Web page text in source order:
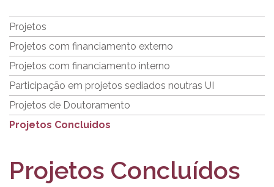
Projetos
Projetos com financiamento externo
Projetos com financiamento interno
Participação em projetos sediados noutras UI
Projetos de Doutoramento
Projetos Concluidos
Projetos Concluídos